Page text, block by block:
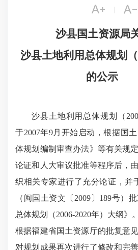
 
沙县国土资源局
沙县土地利用总体规划（
的公示
沙县土地利用总体规划（
于2007年9月开始启动，根据国
体规划编制审查办法》等有关规
论证和人大审议批准等程序后，
织相关专家进行了充分论证，
（闽国土资文〔 2009 〕 189号）
总体规划（2006-2020年）大纲》。
根据福建省国土资源厅的批复意
对规划成果再次进行了修改和完